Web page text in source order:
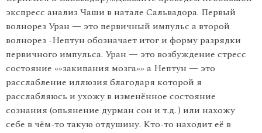
экспресс анализ Чаши в натале Сальвадора. Первый
волнорез Уран — это первичный импульс а второй
волнорез -Нептун обозначает итог и форму разрядки
первичного импульса. Уран — это возбуждение стресс
состояние «»закипания мозга»» а Нептун — это
расслабление иллюзия благодаря которой я
расслабляюсь и ухожу в изменённое состояние
сознания (опьянение дурман сон и т.д. ) или нахожу
себе в чём-то такую отдушину. Кто-то находит её в